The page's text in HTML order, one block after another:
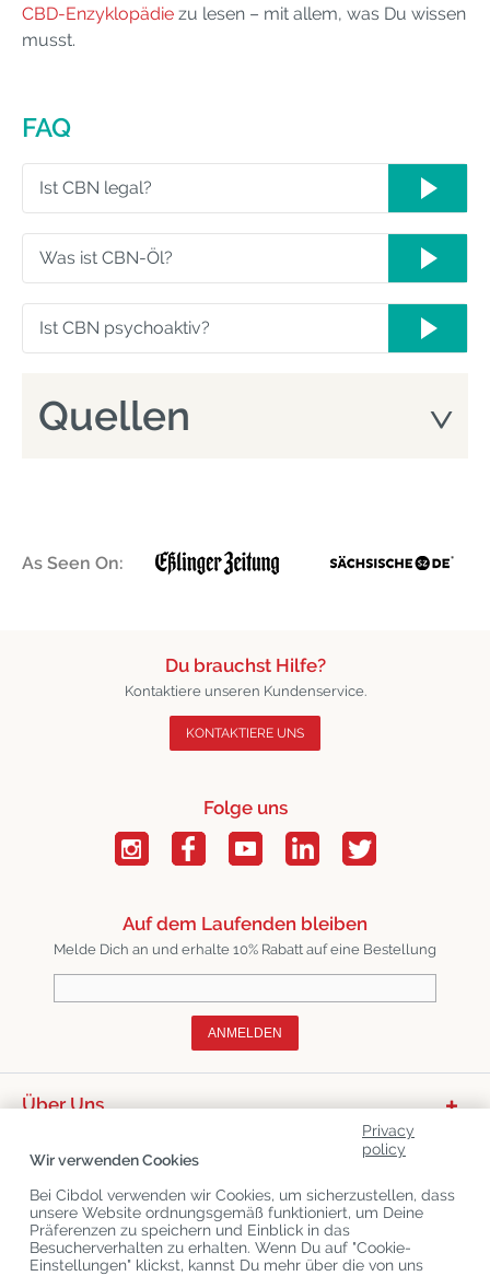
CBD-Enzyklopädie zu lesen – mit allem, was Du wissen
musst.
FAQ
Ist CBN legal?
Was ist CBN-Öl?
Ist CBN psychoaktiv?
Quellen
As Seen On:
Du brauchst Hilfe?
Kontaktiere unseren Kundenservice.
KONTAKTIERE UNS
Folge uns
Auf dem Laufenden bleiben
Melde Dich an und erhalte 10% Rabatt auf eine Bestellung
ANMELDEN
Über Uns
Aktuelle CBD-Blogs
Privacy
policy
Wir verwenden Cookies
Bei Cibdol verwenden wir Cookies, um sicherzustellen, dass
unsere Website ordnungsgemäß funktioniert, um Deine
Präferenzen zu speichern und Einblick in das
Besucherverhalten zu erhalten. Wenn Du auf "Cookie-
Einstellungen" klickst, kannst Du mehr über die von uns